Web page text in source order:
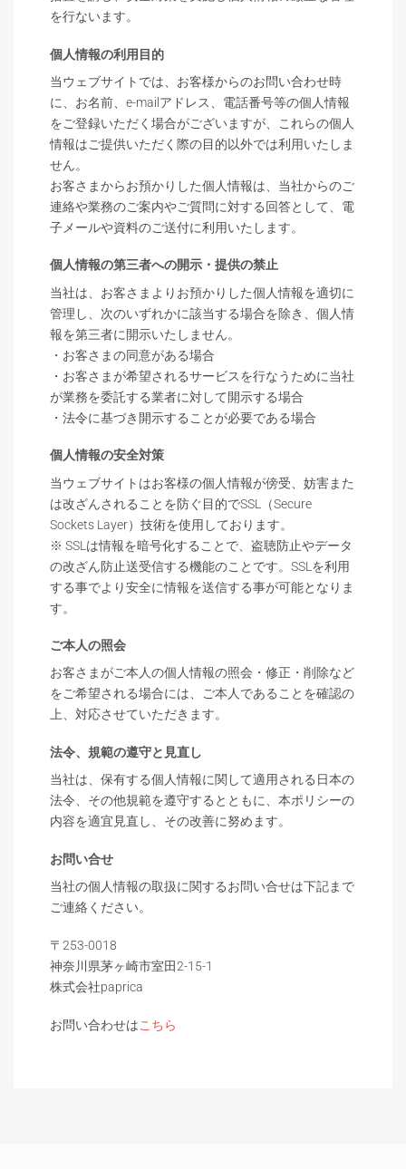
を行ないます。
個人情報の利用目的
当ウェブサイトでは、お客様からのお問い合わせ時
に、お名前、e-mailアドレス、電話番号等の個人情報
をご登録いただく場合がございますが、これらの個人
情報はご提供いただく際の目的以外では利用いたしま
せん。
お客さまからお預かりした個人情報は、当社からのご
連絡や業務のご案内やご質問に対する回答として、電
子メールや資料のご送付に利用いたします。
個人情報の第三者への開示・提供の禁止
当社は、お客さまよりお預かりした個人情報を適切に
管理し、次のいずれかに該当する場合を除き、個人情
報を第三者に開示いたしません。
・お客さまの同意がある場合
・お客さまが希望されるサービスを行なうために当社
が業務を委託する業者に対して開示する場合
・法令に基づき開示することが必要である場合
個人情報の安全対策
当ウェブサイトはお客様の個人情報が傍受、妨害また
は改ざんされることを防ぐ目的でSSL（Secure
Sockets Layer）技術を使用しております。
※ SSLは情報を暗号化することで、盗聴防止やデータ
の改ざん防止送受信する機能のことです。SSLを利用
する事でより安全に情報を送信する事が可能となりま
す。
ご本人の照会
お客さまがご本人の個人情報の照会・修正・削除など
をご希望される場合には、ご本人であることを確認の
上、対応させていただきます。
法令、規範の遵守と見直し
当社は、保有する個人情報に関して適用される日本の
法令、その他規範を遵守するとともに、本ポリシーの
内容を適宜見直し、その改善に努めます。
お問い合せ
当社の個人情報の取扱に関するお問い合せは下記まで
ご連絡ください。
〒253-0018
神奈川県茅ヶ崎市室田2-15-1
株式会社paprica
お問い合わせはこちら